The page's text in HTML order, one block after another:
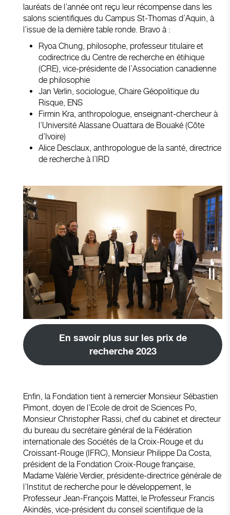
lauréats de l’année ont reçu leur récompense dans les
salons scientifiques du Campus St-Thomas d’Aquin, à
l’issue de la dernière table ronde. Bravo à :
Ryoa Chung, philosophe, professeur titulaire et
codirectrice du Centre de recherche en étihique
(CRE), vice-présidente de l’Association canadienne
de philosophie
Jan Verlin, sociologue, Chaire Géopolitique du
Risque, ENS
Firmin Kra, anthropologue, enseignant-chercheur à
l’Université Alassane Ouattara de Bouaké (Côte
d’Ivoire)
Alice Desclaux, anthropologue de la santé, directrice
de recherche à l’IRD
En savoir plus sur les prix de
recherche 2023
Enfin, la Fondation tient à remercier Monsieur Sébastien
Pimont, doyen de l’Ecole de droit de Sciences Po,
Monsieur Christopher Rassi, chef du cabinet et directeur
du bureau du secrétaire général de la Fédération
internationale des Sociétés de la Croix-Rouge et du
Croissant-Rouge (IFRC), Monsieur Philippe Da Costa,
président de la Fondation Croix-Rouge française,
Madame Valérie Verdier, présidente-directrice générale de
l’Institut de recherche pour le développement, le
Professeur Jean-François Mattei, le Professeur Francis
Akindès, vice-président du conseil scientifique de la